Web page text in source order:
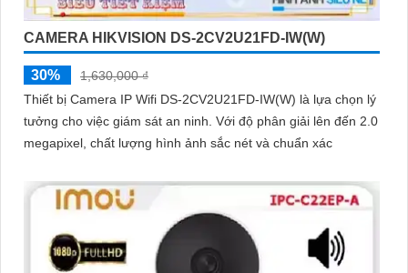
CAMERA HIKVISION DS-2CV2U21FD-IW(W)
30%
1,630,000 ₫
Thiết bị Camera IP Wifi DS-2CV2U21FD-IW(W) là lựa chọn lý
tưởng cho việc giám sát an ninh. Với độ phân giải lên đến 2.0
megapixel, chất lượng hình ảnh sắc nét và chuẩn xác